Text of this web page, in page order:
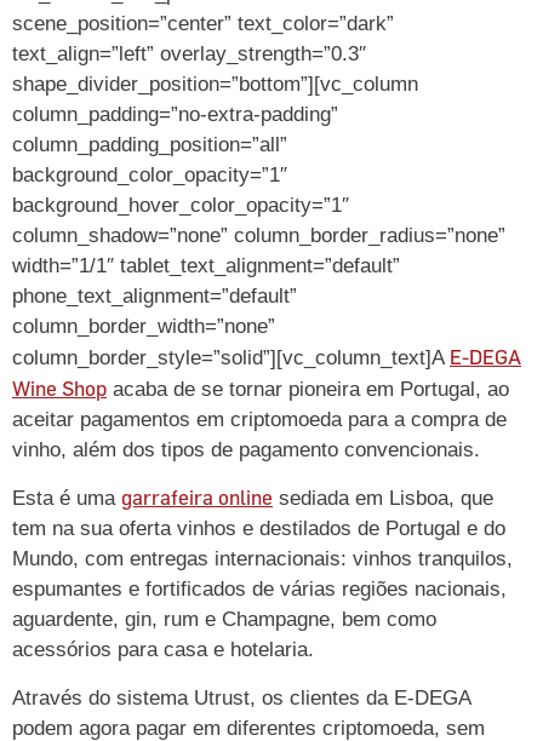
scene_position=”center” text_color=”dark”
text_align=”left” overlay_strength=”0.3″
shape_divider_position=”bottom”][vc_column
column_padding=”no-extra-padding”
column_padding_position=”all”
background_color_opacity=”1″
background_hover_color_opacity=”1″
column_shadow=”none” column_border_radius=”none”
width=”1/1″ tablet_text_alignment=”default”
phone_text_alignment=”default”
column_border_width=”none”
column_border_style=”solid”][vc_column_text]A E-DEGA
Wine Shop acaba de se tornar pioneira em Portugal, ao
aceitar pagamentos em criptomoeda para a compra de
vinho, além dos tipos de pagamento convencionais.
Esta é uma garrafeira online sediada em Lisboa, que
tem na sua oferta vinhos e destilados de Portugal e do
Mundo, com entregas internacionais: vinhos tranquilos,
espumantes e fortificados de várias regiões nacionais,
aguardente, gin, rum e Champagne, bem como
acessórios para casa e hotelaria.
Através do sistema Utrust, os clientes da E-DEGA
podem agora pagar em diferentes criptomoeda, sem